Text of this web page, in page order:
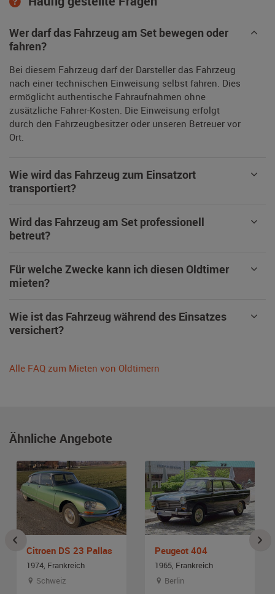
Wer darf das Fahrzeug am Set bewegen oder
fahren?
Bei diesem Fahrzeug darf der Darsteller das Fahrzeug
nach einer technischen Einweisung selbst fahren. Dies
ermöglicht authentische Fahraufnahmen ohne
zusätzliche Fahrer-Kosten. Die Einweisung erfolgt
durch den Fahrzeugbesitzer oder unseren Betreuer vor
Ort.
Wie wird das Fahrzeug zum Einsatzort
transportiert?
Wird das Fahrzeug am Set professionell
betreut?
Für welche Zwecke kann ich diesen Oldtimer
mieten?
Wie ist das Fahrzeug während des Einsatzes
versichert?
Alle FAQ zum Mieten von Oldtimern
Ähnliche Angebote
Citroen DS 23 Pallas
1974, Frankreich
Schweiz
Peugeot 404
1965, Frankreich
Berlin